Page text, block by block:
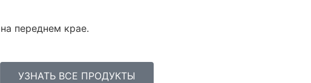
переднем крае.
УЗНАТЬ ВСЕ ПРОДУКТЫ